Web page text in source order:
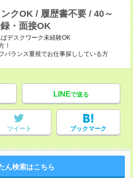
クOK / 履歴書不要 / 40～
・面接OK
デスクワーク未経験OK
！
バランス重視でお仕事探ししている方
LINEで送る
ツイート ブックマーク
ん検索はこちら